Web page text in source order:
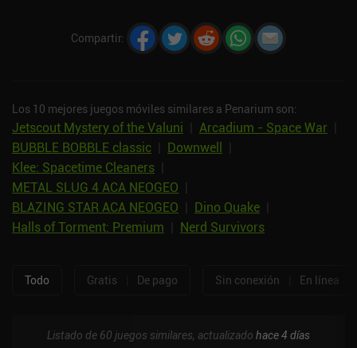
Compartir:
Los 10 mejores juegos móviles similares a Penarium son:
Jetscout Mystery of the Valuni Arcadium - Space War
BUBBLE BOBBLE classic
Downwell
Klee: Spacetime Cleaners
METAL SLUG 4 ACA NEOGEO
BLAZING STAR ACA NEOGEO
Dino Quake
Halls of Torment: Premium
Nerd Survivors
Todo Gratis De pago Sin conexión En línea
Listado de 60 juegos similares, actualizado hace 4 días